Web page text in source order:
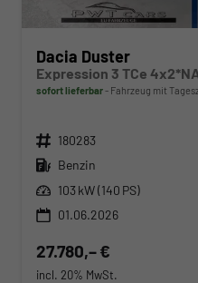
Dacia Duster
sofort lieferbar Fahrzeug mit
Fahrzeugnr. 180283
Kraftstoff Benzin
Leistung 103 kW (140 PS)
01.06.2026
27.780,– €
incl. 20% MwSt.